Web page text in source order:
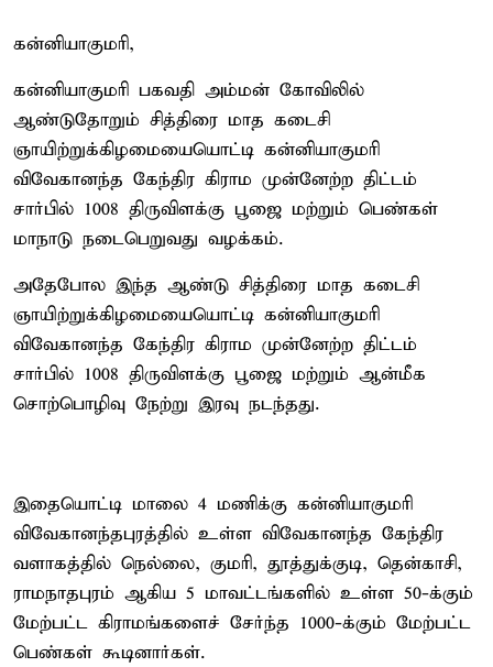
கன்னியாகுமரி,
கன்னியாகுமரி பகவதி அம்மன் கோவிலில்
ஆண்டுதோறும் சித்திரை மாத கடைசி
ஞாயிற்றுக்கிழமையையொட்டி கன்னியாகுமரி
விவேகானந்த கேந்திர கிராம முன்னேற்ற திட்டம்
சார்பில் 1008 திருவிளக்கு பூஜை மற்றும் பெண்கள்
மாநாடு நடைபெறுவது வழக்கம்.
அதேபோல இந்த ஆண்டு சித்திரை மாத கடைசி
ஞாயிற்றுக்கிழமையையொட்டி கன்னியாகுமரி
விவேகானந்த கேந்திர கிராம முன்னேற்ற திட்டம்
சார்பில் 1008 திருவிளக்கு பூஜை மற்றும் ஆன்மீக
சொற்பொழிவு நேற்று இரவு நடந்தது.
இதையொட்டி மாலை 4 மணிக்கு கன்னியாகுமரி
விவேகானந்தபுரத்தில் உள்ள விவேகானந்த கேந்திர
வளாகத்தில் நெல்லை, குமரி, தூத்துக்குடி, தென்காசி,
ராமநாதபுரம் ஆகிய 5 மாவட்டங்களில் உள்ள 50-க்கும்
மேற்பட்ட கிராமங்களைச் சேர்ந்த 1000-க்கும் மேற்பட்ட
பெண்கள் கூடினார்கள்.